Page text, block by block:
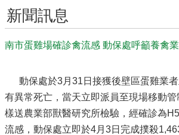
新聞訊息
南市蛋雞場確診禽流感 動保處呼籲養禽
動保處於3月31日接獲後壁區蛋雞業者
有異常死亡，當天立即派員至現場移動
樣送農業部獸醫研究所檢驗，經確診為
流感，動保處立即於4月3日完成撲殺